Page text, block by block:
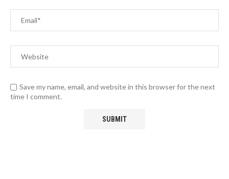
Save my name, email, and website in this browser for the next
time I comment.